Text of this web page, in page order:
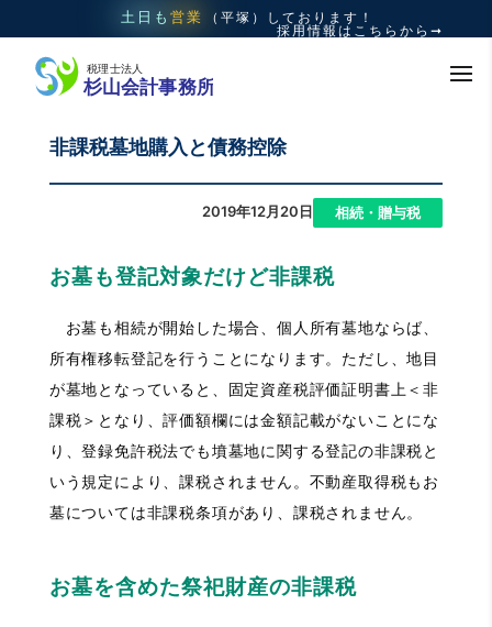
土日も 営業 （平塚）
しております！
採用情報はこちらから➞
非課税墓地購入と債務控除
2019年12月20日 相続・贈与税
お墓も登記対象だけど非課税
お墓も相続が開始した場合、個人所有墓地ならば、
所有権移転登記を行うことになります。ただし、地目
が墓地となっていると、固定資産税評価証明書上＜非
課税＞となり、評価額欄には金額記載がないことにな
り、登録免許税法でも墳墓地に関する登記の非課税と
いう規定により、課税されません。不動産取得税もお
墓については非課税条項があり、課税されません。
お墓を含めた祭祀財産の非課税